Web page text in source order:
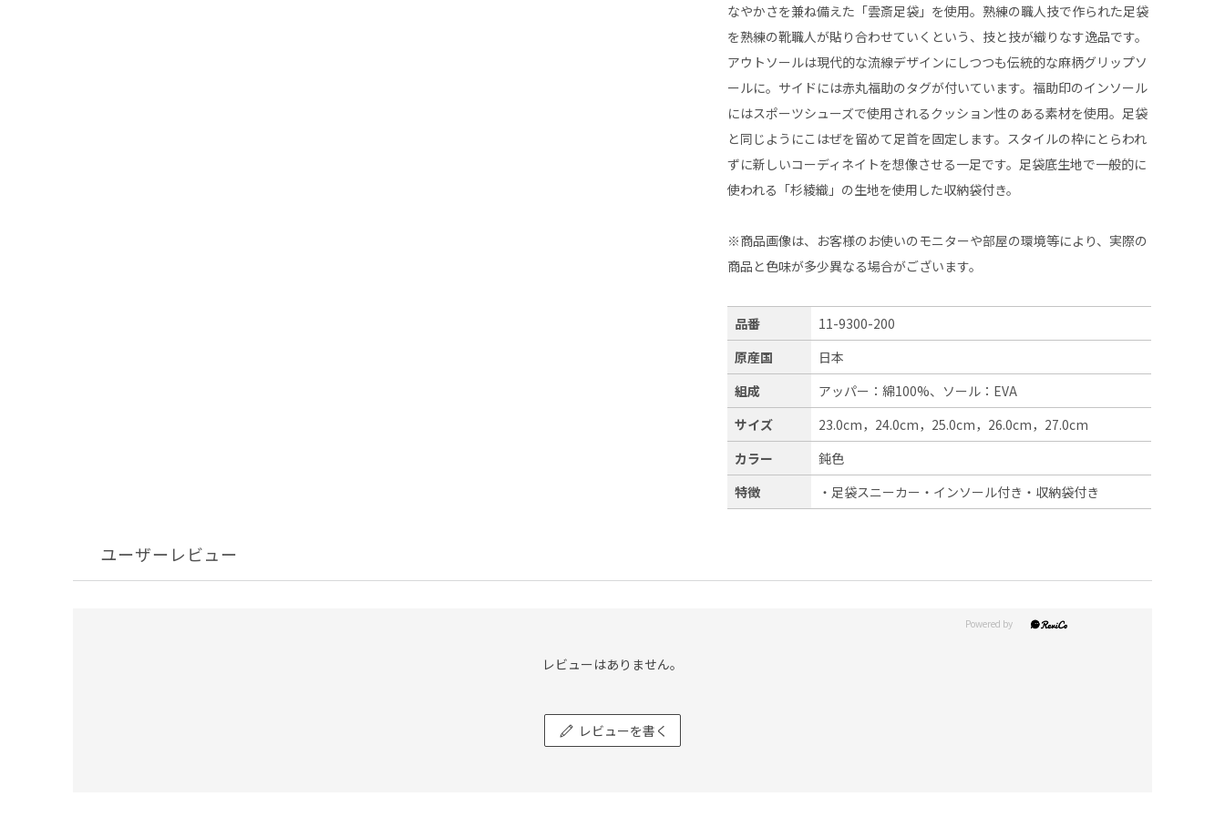
なやかさを兼ね備えた「雲斎足袋」を使用。熟練の職人技で作られた足袋
を熟練の靴職人が貼り合わせていくという、技と技が織りなす逸品です。
アウトソールは現代的な流線デザインにしつつも伝統的な麻柄グリップソ
ールに。サイドには赤丸福助のタグが付いています。福助印のインソール
にはスポーツシューズで使用されるクッション性のある素材を使用。足袋
と同じようにこはぜを留めて足首を固定します。スタイルの枠にとらわれ
ずに新しいコーディネイトを想像させる一足です。足袋底生地で一般的に
使われる「杉綾織」の生地を使用した収納袋付き。
※商品画像は、お客様のお使いのモニターや部屋の環境等により、実際の
商品と色味が多少異なる場合がございます。
品番
11-9300-200
原産国
日本
組成
アッパー：綿100%、ソール：EVA
サイズ
23.0cm，24.0cm，25.0cm，26.0cm，27.0cm
カラー
鈍色
特徴
・足袋スニーカー・インソール付き・収納袋付き
ユーザーレビュー
レビューはありません。
レビューを書く